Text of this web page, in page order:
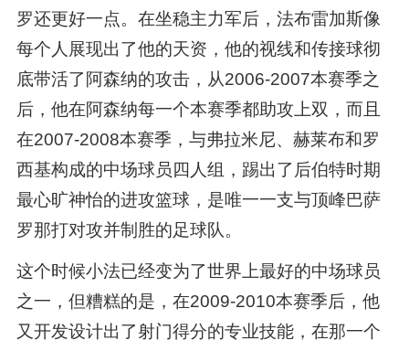
罗还更好一点。在坐稳主力军后，法布雷加斯像
每个人展现出了他的天资，他的视线和传接球彻
底带活了阿森纳的攻击，从2006-2007本赛季之
后，他在阿森纳每一个本赛季都助攻上双，而且
在2007-2008本赛季，与弗拉米尼、赫莱布和罗
西基构成的中场球员四人组，踢出了后伯特时期
最心旷神怡的进攻篮球，是唯一一支与顶峰巴萨
罗那打对攻并制胜的足球队。
这个时候小法已经变为了世界上最好的中场球员
之一，但糟糕的是，在2009-2010本赛季后，他
又开发设计出了射门得分的专业技能，在那一个